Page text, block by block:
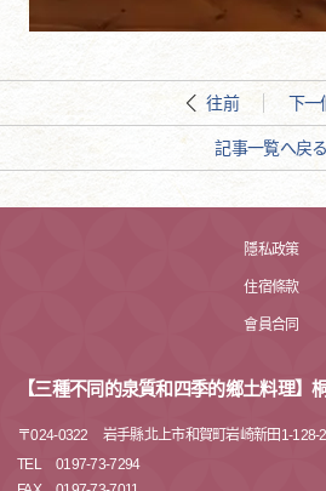
往前 下一
記事一覧へ戻る
隱私政策
住宿條款
會員合同
【三種不同的泉質和四季的鄉土料理】
〒024-0322
岩手縣北上市和賀町岩崎新田1-128-2
TEL
0197-73-7294